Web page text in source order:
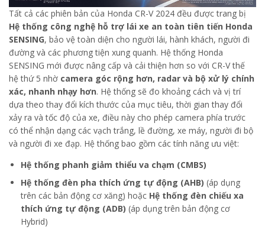
Tất cả các phiên bản của Honda CR-V 2024 đều được trang bị
Hệ thống công nghệ hỗ trợ lái xe an toàn tiên tiến Honda
SENSING, bảo vệ toàn diện cho người lái, hành khách, người đi
đường và các phương tiện xung quanh. Hệ thống Honda
SENSING mới được nâng cấp và cải thiện hơn so với CR-V thế
hệ thứ 5 nhờ camera góc rộng hơn, radar và bộ xử lý chính
xác, nhanh nhạy hơn. Hệ thống sẽ đo khoảng cách và vị trí
dựa theo thay đổi kích thước của mục tiêu, thời gian thay đổi
xảy ra và tốc độ của xe, điều này cho phép camera phía trước
có thể nhận dạng các vạch trắng, lề đường, xe máy, người đi bộ
và người đi xe đạp. Hệ thống bao gồm các tính năng ưu việt:
Hệ thống phanh giảm thiểu va chạm (CMBS)
Hệ thống đèn pha thích ứng tự động (AHB) (áp dụng
trên các bản động cơ xăng) hoặc Hệ thống đèn chiếu xa
thích ứng tự động (ADB) (áp dụng trên bản động cơ
Hybrid)